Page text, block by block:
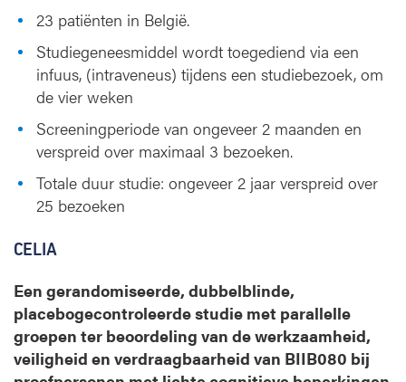
23 patiënten in België.
Studiegeneesmiddel wordt toegediend via een
infuus, (intraveneus) tijdens een studiebezoek, om
de vier weken
Screeningperiode van ongeveer 2 maanden en
verspreid over maximaal 3 bezoeken.
Totale duur studie: ongeveer 2 jaar verspreid over
25 bezoeken
CELIA
Een gerandomiseerde, dubbelblinde,
placebogecontroleerde studie met parallelle
groepen ter beoordeling van de werkzaamheid,
veiligheid en verdraagbaarheid van BIIB080 bij